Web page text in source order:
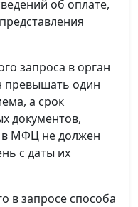
об оплате,
запроса в орган
превышать один
а срок
документов,
в МФЦ не должен
с даты их
в запросе способа